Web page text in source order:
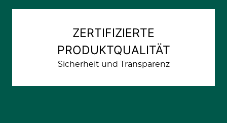
ZERTIFIZIERTE
PRODUKTQUALITÄT
Sicherheit und Transparenz